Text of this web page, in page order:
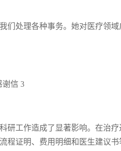
们处理各种事务。她对医疗领
谢信 3
工作造成了显著影响。在治
程证明、费用明细和医生建议